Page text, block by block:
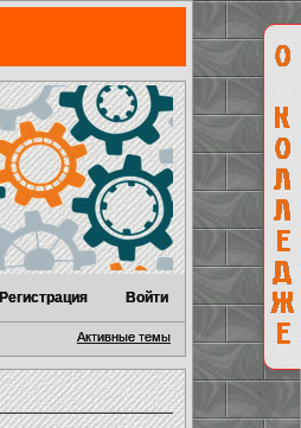
Регистрация Войти
Активные темы